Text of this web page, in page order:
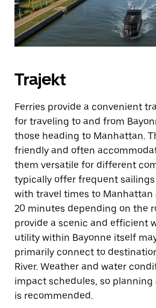
Trajekt
Ferries provide a convenient
for traveling to and from
those heading to Manhattan.
friendly and often
them versatile for different
typically offer frequent
with travel times to Manhattan
20 minutes depending on the
provide a scenic and efficient
utility within Bayonne itself
primarily connect to
River. Weather and water
impact schedules, so planning
is recommended.